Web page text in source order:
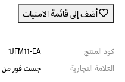
أضف إلى قائمة الامنيات
كود المنتج
1JFM11-EA
العلامة التجارية
جست فور من